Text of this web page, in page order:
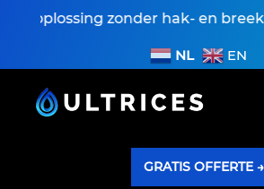
zonder hak- en
NL EN
GRATIS OFFERTE →